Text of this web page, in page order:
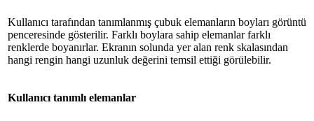
Kullanıcı tarafından tanımlanmış çubuk elemanların boyları görüntü
penceresinde gösterilir. Farklı boylara sahip elemanlar farklı
renklerde boyanırlar. Ekranın solunda yer alan renk skalasından
hangi rengin hangi uzunluk değerini temsil ettiği görülebilir.
Kullanıcı tanımlı elemanlar